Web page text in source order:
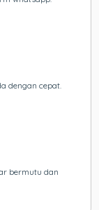
dengan cepat.
bermutu dan